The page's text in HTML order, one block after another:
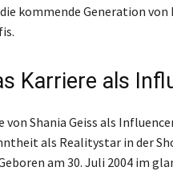
kommende Generation von
Karriere als
von Shania Geiss als
als Realitystar in der
am 30. Juli 2004 im